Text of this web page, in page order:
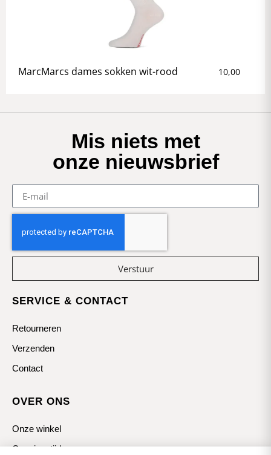
MarcMarcs dames sokken wit-rood 10,00
Mis niets met
onze nieuwsbrief
Verstuur
SERVICE & CONTACT
Retourneren
Verzenden
Contact
OVER ONS
Onze winkel
Openingstijden